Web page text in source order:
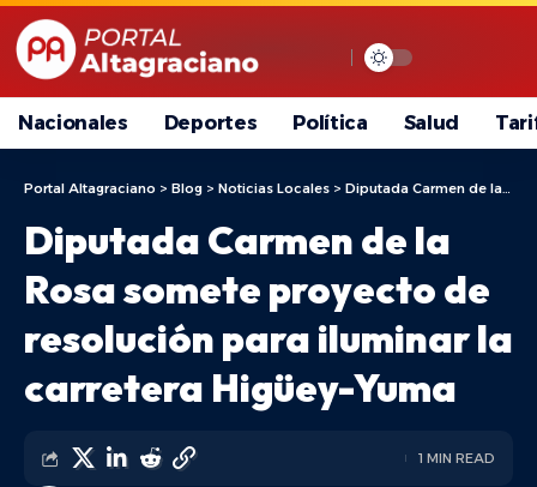
Nacionales Deportes Política Salud
Portal Altagraciano > Blog > Noticias Locales > Diputada Carmen de la Rosa somete proyecto de resolución para iluminar la carretera Higüey-Yuma
Diputada Carmen de la
Rosa somete proyecto de
resolución para iluminar la
carretera Higüey-Yuma
1 MIN READ